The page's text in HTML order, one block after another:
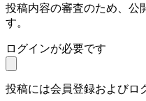
投稿内容の審査のため、公
す。
ログインが必要です
投稿には会員登録およびロ